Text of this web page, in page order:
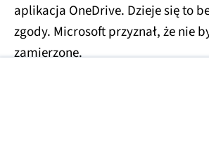
aplikacja OneDrive. Dzieje się to
zgody. Microsoft przyznał, że nie
zamierzone.